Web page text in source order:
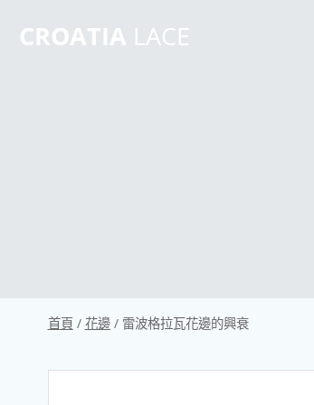
CROATIA LACE
首頁 / 花邊 / 雷波格拉瓦花邊的興衰